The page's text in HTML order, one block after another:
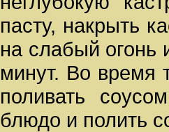
пасту, накрыть
на слабый огонь
минут. Во время
поливать
блюдо и полить